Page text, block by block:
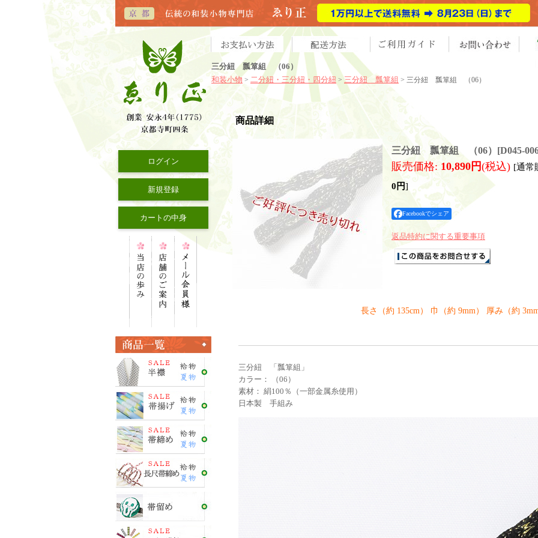
三分紐 瓢箪組 （06）
和装小物 > 二分紐・三分紐・四分紐 > 三分紐 瓢箪組 > 三分紐 瓢箪組 （06）
ログイン
新規登録
カートの中身
商品詳細
三分紐 瓢箪組 （06） [D045-
販売価格: 10,890円(税込) [通常
0円]
Facebookでシェア
返品特約に関する重要事項
長さ（約 135cm） 巾（約 9mm） 厚み（約
三分紐 「瓢箪組」
カラー： （06）
素材： 絹100％（一部金属糸使用）
日本製 手組み